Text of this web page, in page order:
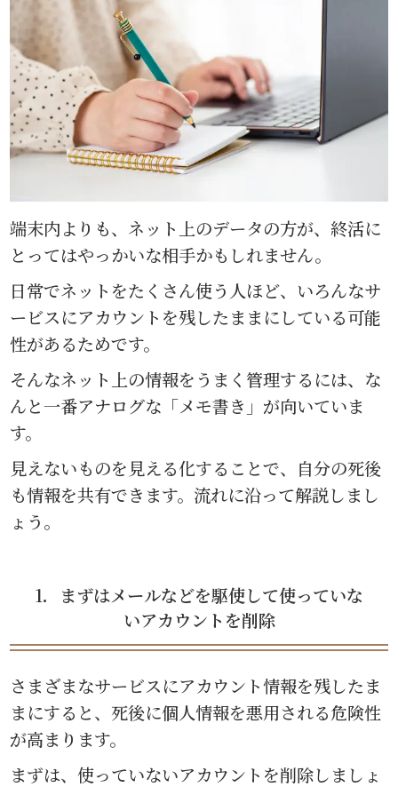
端末内よりも、ネット上のデータの方が、終活に
とってはやっかいな相手かもしれません。
日常でネットをたくさん使う人ほど、いろんなサ
ービスにアカウントを残したままにしている可能
性があるためです。
そんなネット上の情報をうまく管理するには、な
んと一番アナログな「メモ書き」が向いていま
す。
見えないものを見える化することで、自分の死後
も情報を共有できます。流れに沿って解説しまし
ょう。
1．まずはメールなどを駆使して使っていな
いアカウントを削除
さまざまなサービスにアカウント情報を残したま
まにすると、死後に個人情報を悪用される危険性
が高まります。
まずは、使っていないアカウントを削除しましょ